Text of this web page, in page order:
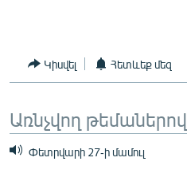
ԲԱՆԱՎԵՃ
ՓՈԴՔԱՍԹ
Կիսվել Հետևեք մեզ
Առնչվող թեմաներով
Փետրվարի 27-ի մամուլ